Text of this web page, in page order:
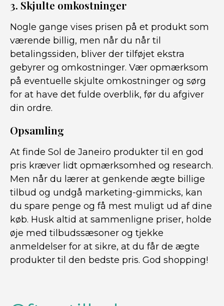
3. Skjulte omkostninger
Nogle gange vises prisen på et produkt som
værende billig, men når du når til
betalingssiden, bliver der tilføjet ekstra
gebyrer og omkostninger. Vær opmærksom
på eventuelle skjulte omkostninger og sørg
for at have det fulde overblik, før du afgiver
din ordre.
Opsamling
At finde Sol de Janeiro produkter til en god
pris kræver lidt opmærksomhed og research.
Men når du lærer at genkende ægte billige
tilbud og undgå marketing-gimmicks, kan
du spare penge og få mest muligt ud af dine
køb. Husk altid at sammenligne priser, holde
øje med tilbudssæsoner og tjekke
anmeldelser for at sikre, at du får de ægte
produkter til den bedste pris. God shopping!